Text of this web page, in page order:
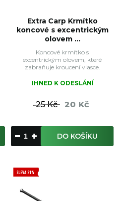
Extra Carp Krmítko
koncové s excentrickým
olovem ...
Koncové krmítko s
excentrickým olovem, které
zabraňuje kroucení vlasce.
IHNED K ODESLÁNÍ
25 Kč 20 Kč
DO KOŠÍKU
SLEVA 21%